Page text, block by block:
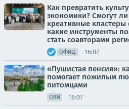
Как превратить
экономики? Смогут
креативные
какие инструменты
стать соавторами
ОФИЦ. 16:07
«Пушистая пенсия»:
помогает пожилым
питомцами
СМИ 16:07